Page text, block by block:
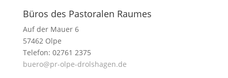
Büros des Pastoralen Raumes
Auf der Mauer 6
57462 Olpe
Telefon: 02761 2375
buero@pr-olpe-drolshagen.de